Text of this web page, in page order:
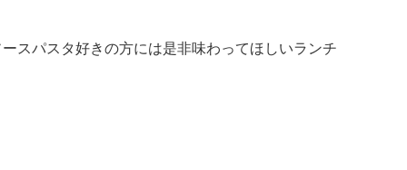
スパスタ好きの方には是非味わってほしいランチ